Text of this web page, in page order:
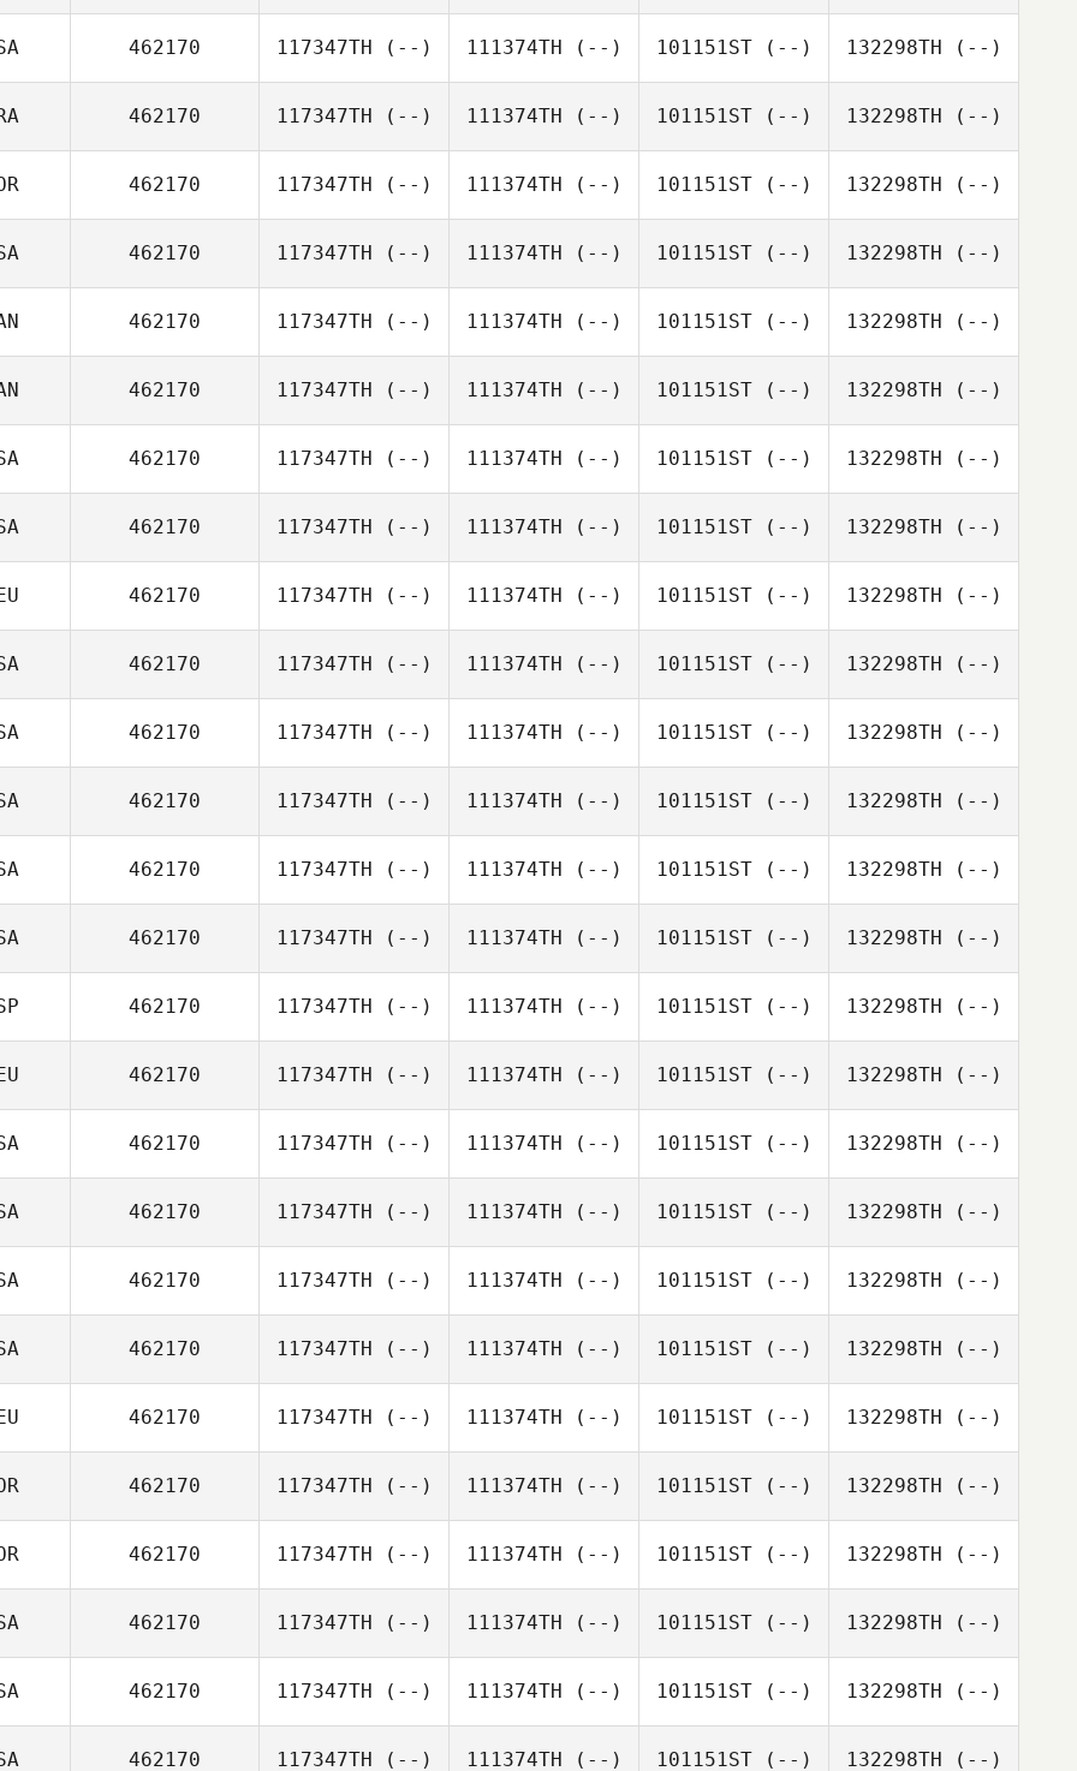
462170 117347TH (--) 111374TH (--) 101151ST(--) 132298TH (--)
462170 117347TH (--) 111374TH (--) 101151ST(--) 132298TH (--)
462170 117347TH (--) 111374TH (--) 101151ST(--) 132298TH (--)
462170 117347TH (--) 111374TH (--) 101151ST(--) 132298TH (--)
462170 117347TH (--) 111374TH (--) 101151ST(--) 132298TH (--)
462170 117347TH (--) 111374TH (--) 101151ST(--) 132298TH (--)
462170 117347TH (--) 111374TH (--) 101151ST(--) 132298TH (--)
462170 117347TH (--) 111374TH (--) 101151ST(--) 132298TH (--)
462170 117347TH (--) 111374TH (--) 101151ST(--) 132298TH (--)
462170 117347TH (--) 111374TH (--) 101151ST(--) 132298TH (--)
462170 117347TH (--) 111374TH (--) 101151ST(--) 132298TH (--)
462170 117347TH (--) 111374TH (--) 101151ST(--) 132298TH (--)
462170 117347TH (--) 111374TH (--) 101151ST(--) 132298TH (--)
462170 117347TH (--) 111374TH (--) 101151ST(--) 132298TH (--)
462170 117347TH (--) 111374TH (--) 101151ST(--) 132298TH (--)
462170 117347TH (--) 111374TH (--) 101151ST(--) 132298TH (--)
462170 117347TH (--) 111374TH (--) 101151ST(--) 132298TH (--)
462170 117347TH (--) 111374TH (--) 101151ST(--) 132298TH (--)
462170 117347TH (--) 111374TH (--) 101151ST(--) 132298TH (--)
462170 117347TH (--) 111374TH (--) 101151ST(--) 132298TH (--)
462170 117347TH (--) 111374TH (--) 101151ST(--) 132298TH (--)
462170 117347TH (--) 111374TH (--) 101151ST(--) 132298TH (--)
462170 117347TH (--) 111374TH (--) 101151ST(--) 132298TH (--)
462170 117347TH (--) 111374TH (--) 101151ST(--) 132298TH (--)
462170 117347TH (--) 111374TH (--) 101151ST(--) 132298TH (--)
462170 117347TH (--) 111374TH (--) 101151ST(--) 132298TH (--)